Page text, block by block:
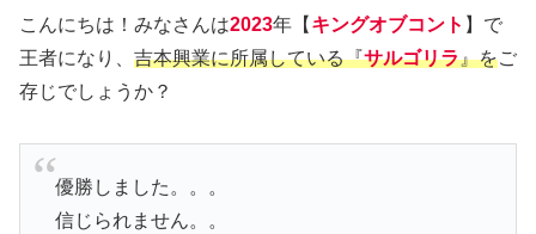
こんにちは！みなさんは2023年【 キングオブコント 】で
王者になり、 吉本興業に所属している『サルゴリラ』をご
存じでしょうか？
優勝しました。。。
信じられません。。